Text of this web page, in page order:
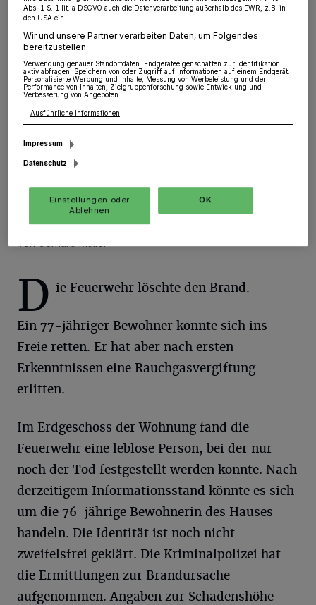
kam es zu einem Brand in Orken. Gegen 1:30 Uhr
erhielt die Polizei den Notruf und setzte den Einsatz zu
einem Einfamilienreihenhaus an der Schillerstraße in
Bewegung.
12.04.2018 , 09:02 Uhr
D ie Feuerwehr löschte den Brand.
Ein 77-jähriger Bewohner konnte sich ins
Freie retten. Er hat aber nach ersten
Erkenntnissen eine Rauchgasvergiftung
erlitten.
Im Erdgeschoss der Wohnung fand die
Feuerwehr eine leblose Person, bei der nur
noch der Tod festgestellt werden konnte. Nach
derzeitigem Informationsstand könnte es sich
um die 76-jährige Bewohnerin des Hauses
handeln. Die Identität ist noch nicht
zweifelsfrei geklärt. Die Kriminalpolizei hat
die Ermittlungen zur Brandursache
aufgenommen. Angaben zur Schadenshöhe
Abs. 1 S. 1 lit. a DSGVO auch die Datenverarbeitung außerhalb des EWR, z.B. in
den USA ein.
Wir und unsere Partner verarbeiten Daten, um Folgendes
bereitzustellen:
Verwendung genauer Standortdaten. Endgeräteeigenschaften zur Identifikation
aktiv abfragen. Speichern von oder Zugriff auf Informationen auf einem Endgerät.
Personalisierte Werbung und Inhalte, Messung von Werbeleistung und der
Performance von Inhalten, Zielgruppenforschung sowie Entwicklung und
Verbesserung von Angeboten.
Ausführliche Informationen
Impressum
Datenschutz
Einstellungen oder
Ablehnen
OK